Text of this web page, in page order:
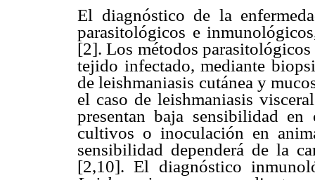
El diagnóstico de la
parasitológicos e
[2]. Los métodos
tejido infectado, mediante
de leishmaniasis cutánea y
el caso de leishmaniasis
presentan baja sensibilidad en
cultivos o inoculación en
sensibilidad dependerá de la
[2,10]. El diagnóstico